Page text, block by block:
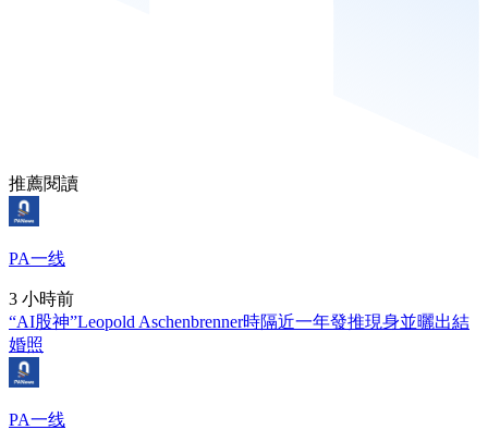
推薦閱讀
PA一线
3 小時前
“AI股神”Leopold Aschenbrenner時隔近一年發推現身並曬出結
婚照
PA一线